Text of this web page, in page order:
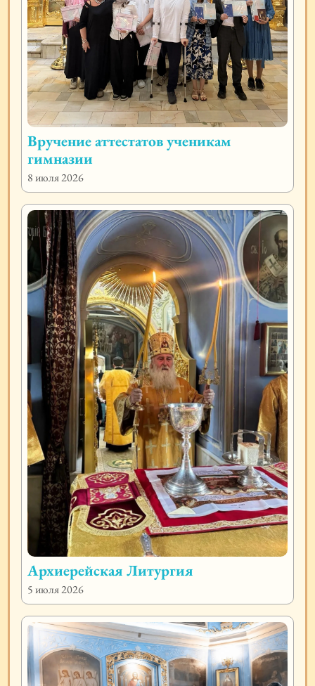
Вручение аттестатов ученикам
гимназии
8 июля 2026
Архиерейская Литургия
5 июля 2026